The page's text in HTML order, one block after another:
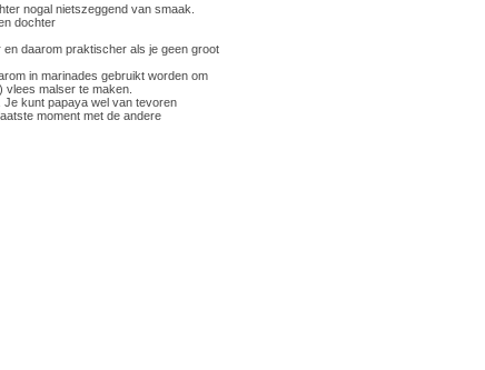
nogal nietszeggend van smaak.
dochter
en daarom praktischer als je geen groot
in marinades gebruikt worden om
malser te maken.
Je kunt papaya wel van tevoren
moment met de andere